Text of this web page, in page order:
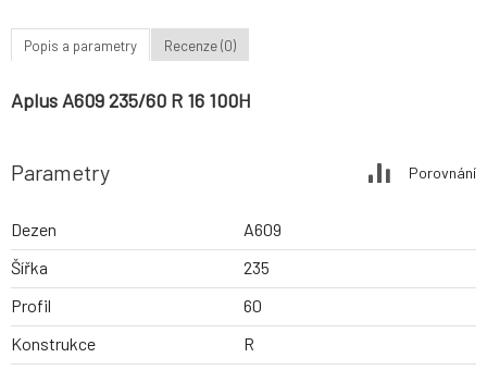
Popis a parametry Recenze (0)
Aplus A609 235/60 R 16 100H
Parametry Porovnání
Dezen
A609
Šířka
235
Profil
60
Konstrukce
R